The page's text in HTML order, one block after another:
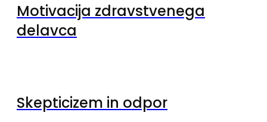
Motivacija zdravstvenega
delavca
Skepticizem in odpor